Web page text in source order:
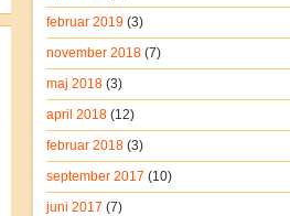
februar 2019 (3)
november 2018 (7)
maj 2018 (3)
april 2018 (12)
februar 2018 (3)
september 2017 (10)
juni 2017 (7)